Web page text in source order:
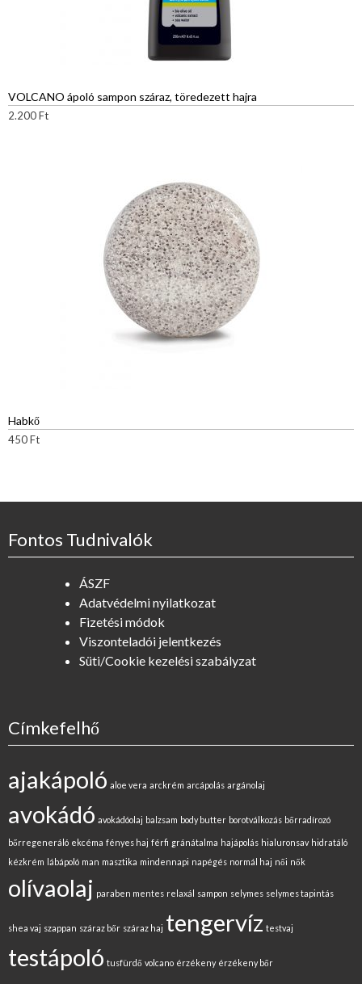
VOLCANO ápoló sampon száraz, töredezett hajra
2.200Ft
Habkő
450Ft
Fontos Tudnivalók
ÁSZF
Adatvédelmi nyilatkozat
Fizetési módok
Viszonteladói jelentkezés
Süti/Cookie kezelési szabályzat
Címkefelhő
ajakápoló aloe vera arckrém arcápolás argánolaj
avokádó avokádóolaj balzsam body butter borotválkozás bőrradírozó
bőrregeneráló ekcéma fényes haj férfi gránátalma hajápolás hialuronsav hidratáló
kézkrém lábápoló man masztika mindennapi napégés normál haj női nők
olívaolaj paraben mentes relaxál sampon selymes selymes tapintás
shea vaj szappan száraz bőr száraz haj tengervíz testvaj
testápoló tusfürdő volcano érzékeny érzékeny bőr